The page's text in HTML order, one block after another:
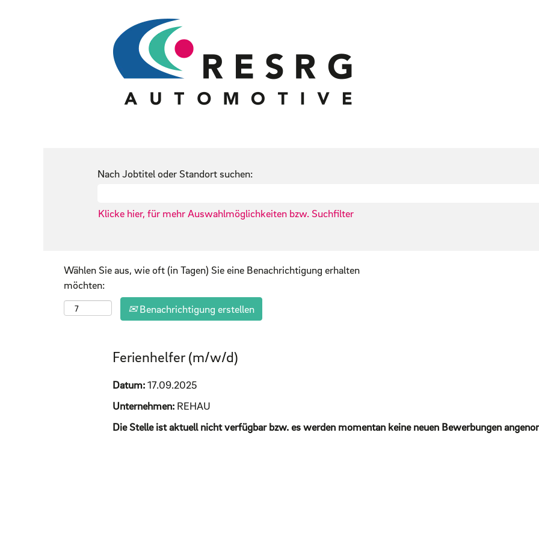
Nach Jobtitel oder Standort suchen:
Klicke hier, für mehr Auswahlmöglichkeiten bzw. Suchfilter
Wählen Sie aus, wie oft (in Tagen) Sie eine Benachrichtigung erhalten
möchten:
Benachrichtigung erstellen
Ferienhelfer (m/w/d)
Datum:17.09.2025
Unternehmen: REHAU
Die Stelle ist aktuell nicht verfügbar bzw. es werden momentan keine neuen Bewerbungen